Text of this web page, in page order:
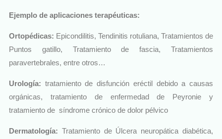
Ejemplo de aplicaciones terapéuticas:
Ortopédicas: Epicondilitis, Tendinitis rotuliana, Tratamientos de
Puntos gatillo, Tratamiento de fascia, Tratamientos
paravertebrales, entre otros…
Urología: tratamiento de disfunción eréctil debido a causas
orgánicas, tratamiento de enfermedad de Peyronie y
tratamiento de síndrome crónico de dolor pélvico
Dermatología: Tratamiento de Úlcera neuropática diabética,